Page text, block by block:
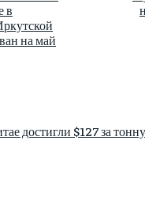
в
на май
достигли $127 за